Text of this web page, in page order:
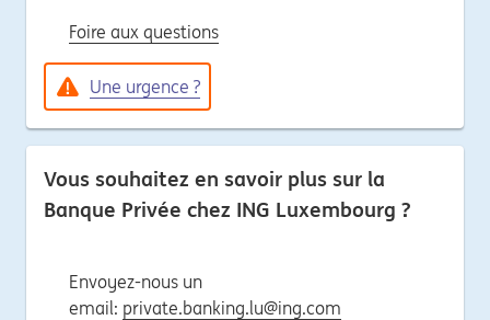
Foire aux questions
Une urgence ?
Vous souhaitez en savoir plus sur la
Banque Privée chez ING Luxembourg ?
Envoyez-nous un
email: private.banking.lu@ing.com